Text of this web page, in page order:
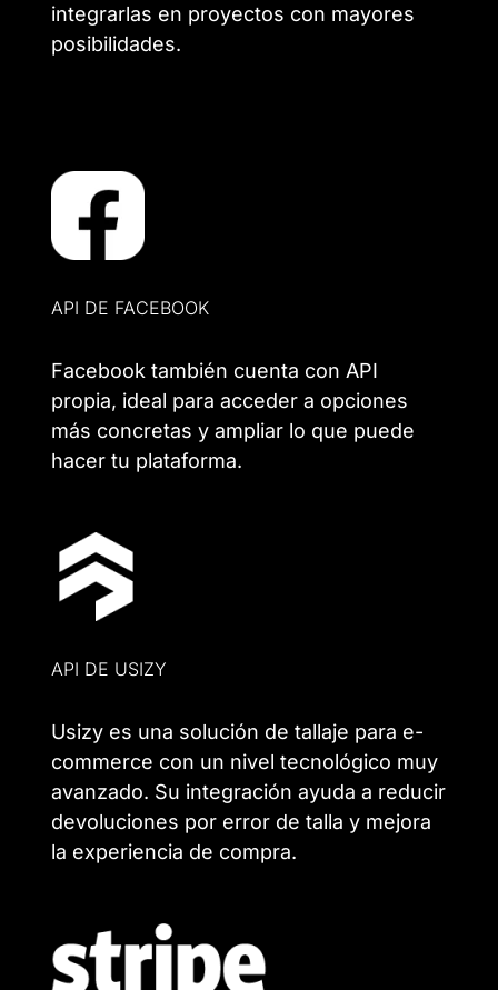
integrarlas en proyectos con mayores
posibilidades.
API DE FACEBOOK
Facebook también cuenta con API
propia, ideal para acceder a opciones
más concretas y ampliar lo que puede
hacer tu plataforma.
API DE USIZY
Usizy es una solución de tallaje para e-
commerce con un nivel tecnológico muy
avanzado. Su integración ayuda a reducir
devoluciones por error de talla y mejora
la experiencia de compra.